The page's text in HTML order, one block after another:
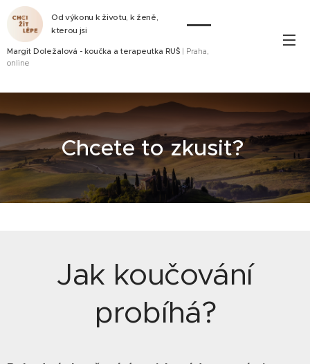
Od výkonu k životu, k ženě,
kterou jsi
Margit Doležalová - koučka a terapeutka RUŠ | Praha,
online
Chcete to zkusit?
Jak koučování
probíhá?